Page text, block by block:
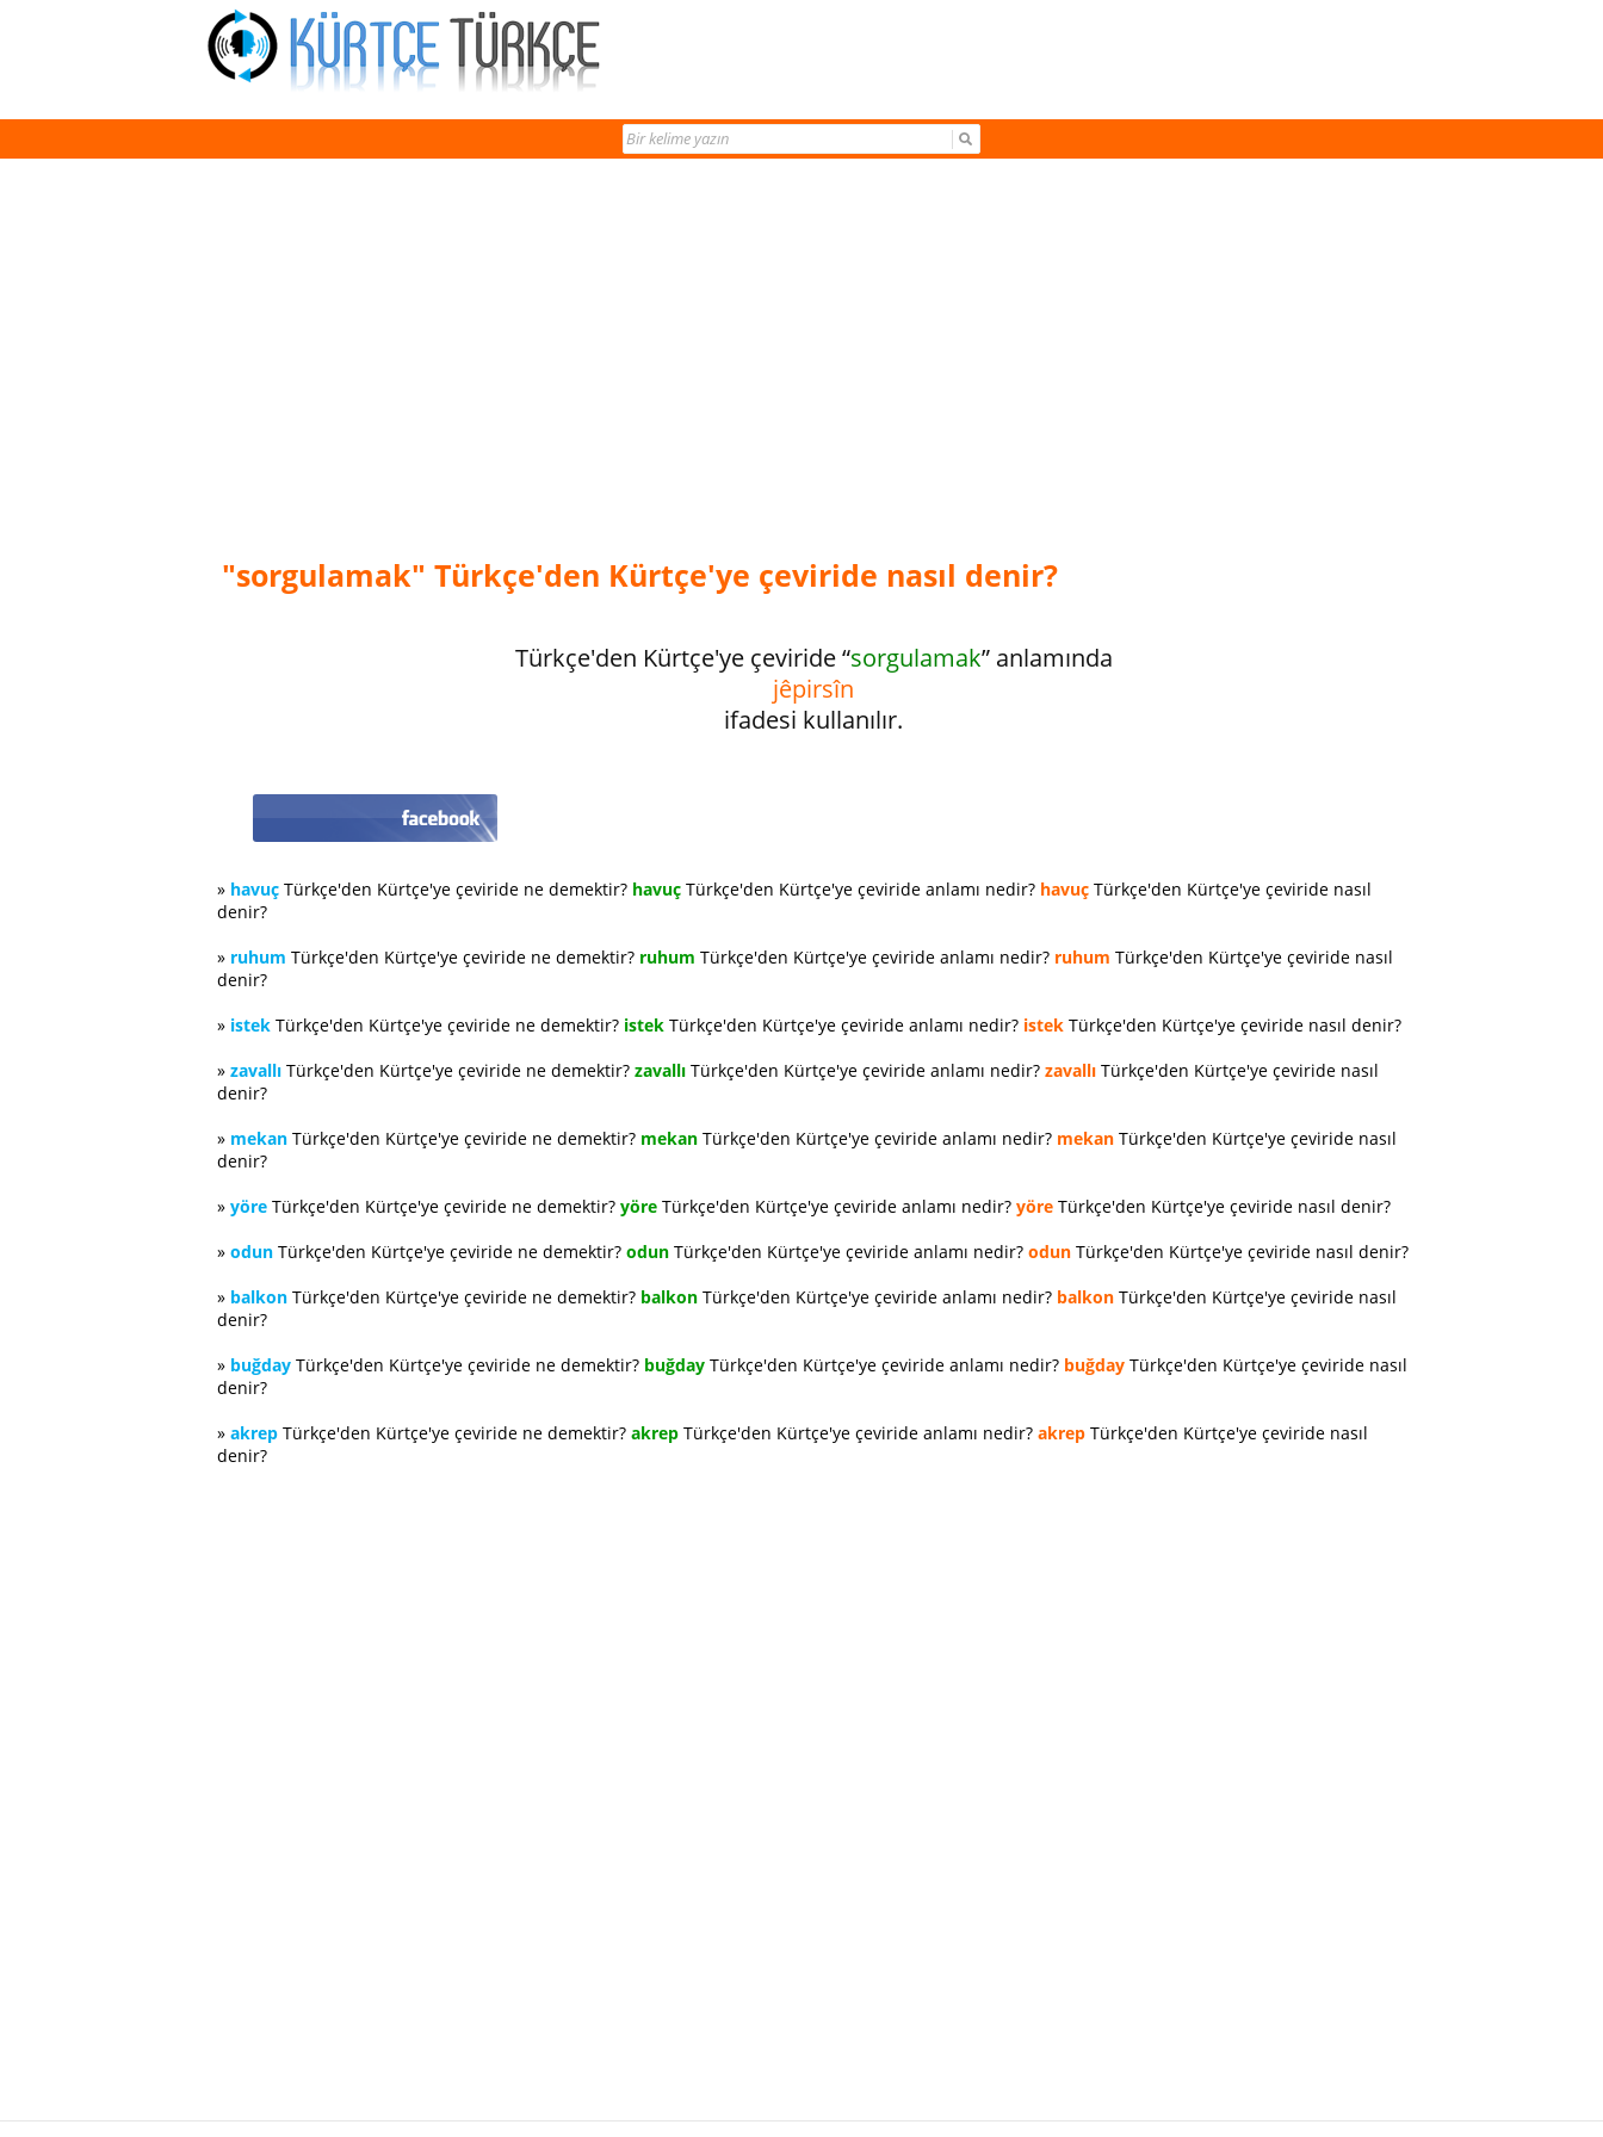
"sorgulamak" Türkçe'den Kürtçe'ye çeviride nasıl denir?
Türkçe'den Kürtçe'ye çeviride “sorgulamak” anlamında
jêpirsîn
ifadesi kullanılır.
» havuç Türkçe'den Kürtçe'ye çeviride ne demektir? havuç Türkçe'den Kürtçe'ye çeviride anlamı nedir? havuç Türkçe'den Kürtçe'ye çeviride nasıl
denir?
» ruhum Türkçe'den Kürtçe'ye çeviride ne demektir? ruhum Türkçe'den Kürtçe'ye çeviride anlamı nedir? ruhum Türkçe'den Kürtçe'ye çeviride nasıl
denir?
» istek Türkçe'den Kürtçe'ye çeviride ne demektir? istek Türkçe'den Kürtçe'ye çeviride anlamı nedir? istek Türkçe'den Kürtçe'ye çeviride nasıl denir?
» zavallı Türkçe'den Kürtçe'ye çeviride ne demektir? zavallı Türkçe'den Kürtçe'ye çeviride anlamı nedir? zavallı Türkçe'den Kürtçe'ye çeviride nasıl
denir?
» mekan Türkçe'den Kürtçe'ye çeviride ne demektir? mekan Türkçe'den Kürtçe'ye çeviride anlamı nedir? mekan Türkçe'den Kürtçe'ye çeviride nasıl
denir?
» yöre Türkçe'den Kürtçe'ye çeviride ne demektir? yöre Türkçe'den Kürtçe'ye çeviride anlamı nedir? yöre Türkçe'den Kürtçe'ye çeviride nasıl denir?
» odun Türkçe'den Kürtçe'ye çeviride ne demektir? odun Türkçe'den Kürtçe'ye çeviride anlamı nedir? odun Türkçe'den Kürtçe'ye çeviride nasıl denir?
» balkon Türkçe'den Kürtçe'ye çeviride ne demektir? balkon Türkçe'den Kürtçe'ye çeviride anlamı nedir? balkon Türkçe'den Kürtçe'ye çeviride nasıl
denir?
» buğday Türkçe'den Kürtçe'ye çeviride ne demektir? buğday Türkçe'den Kürtçe'ye çeviride anlamı nedir? buğday Türkçe'den Kürtçe'ye çeviride nasıl
denir?
» akrep Türkçe'den Kürtçe'ye çeviride ne demektir? akrep Türkçe'den Kürtçe'ye çeviride anlamı nedir? akrep Türkçe'den Kürtçe'ye çeviride nasıl
denir?